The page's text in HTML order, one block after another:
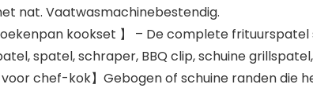
nat. Vaatwasmachinebestendig.
koekenpan kookset 】 – De complete
spatel, schraper, BBQ clip, schuine
voor chef-kok】Gebogen of schuine randen